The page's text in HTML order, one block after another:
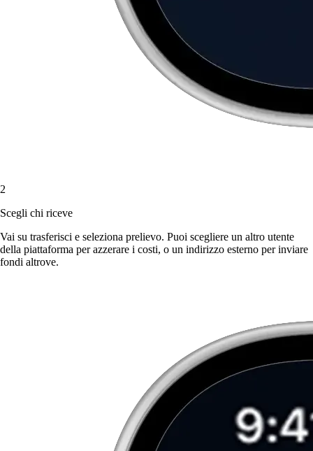
2
Scegli chi riceve
Vai su trasferisci e seleziona prelievo. Puoi scegliere un altro utente
della piattaforma per azzerare i costi, o un indirizzo esterno per inviare
fondi altrove.